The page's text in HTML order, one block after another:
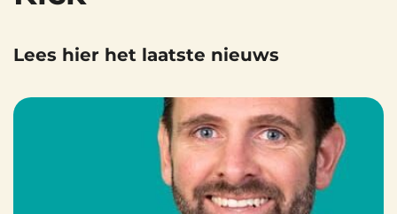
Lees hier het laatste nieuws